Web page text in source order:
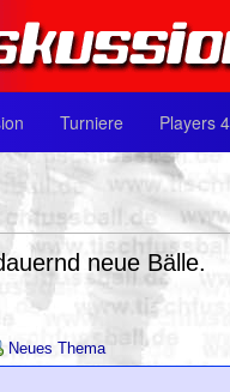
Turniere Players
neue Bälle.
Neues Thema